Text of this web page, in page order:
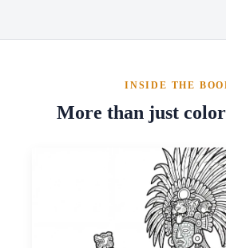
INSIDE THE
More than just